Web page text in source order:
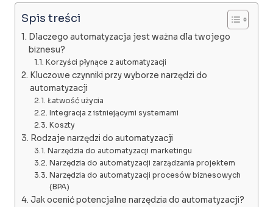
Spis treści
Dlaczego automatyzacja jest ważna dla twojego
biznesu?
Korzyści płynące z automatyzacji
Kluczowe czynniki przy wyborze narzędzi do
automatyzacji
Łatwość użycia
Integracja z istniejącymi systemami
Koszty
Rodzaje narzędzi do automatyzacji
Narzędzia do automatyzacji marketingu
Narzędzia do automatyzacji zarządzania projektem
Narzędzia do automatyzacji procesów biznesowych
(BPA)
Jak ocenić potencjalne narzędzia do automatyzacji?